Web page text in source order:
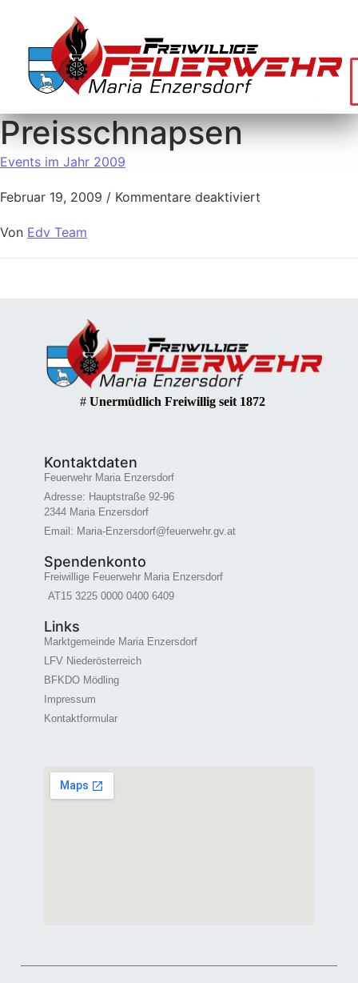
Preisschnapsen
Events im Jahr 2009
Februar 19, 2009 / Kommentare deaktiviert
Von Edv Team
# Unermüdlich Freiwillig seit 1872
Kontaktdaten
Feuerwehr Maria Enzersdorf
Adresse: Hauptstraße 92-96
2344 Maria Enzersdorf
Email: Maria-Enzersdorf@feuerwehr.gv.at
Spendenkonto
Freiwillige Feuerwehr Maria Enzersdorf
AT15 3225 0000 0400 6409
Links
Marktgemeinde Maria Enzersdorf
LFV Niederösterreich
BFKDO Mödling
Impressum
Kontaktformular